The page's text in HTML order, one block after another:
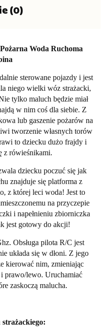
(0)
Woda Ruchoma
sterowane pojazdy i jest
niego wielki wóz strażacki,
tylko maluch będzie miał
w nim coś dla siebie. Z
lub gaszenie pożarów na
tworzenie własnych torów
to dziecku dużo frajdy i
z rówieśnikami.
dziecku poczuć się jak
znajduje się platforma z
z której leci woda! Jest to
na przyczepie
i napełnieniu zbiorniczka
jest gotowy do akcji!
Obsługa pilota R/C jest
układa się w dłoni. Z jego
kierować nim, zmieniając
prawo/lewo. Uruchamiać
zaskoczą malucha.